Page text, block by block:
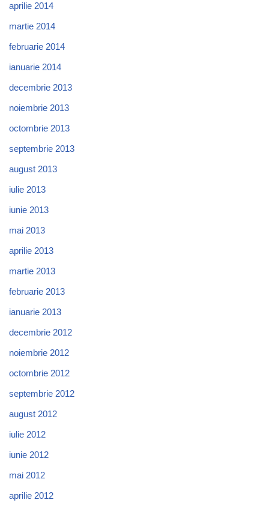
aprilie 2014
martie 2014
februarie 2014
ianuarie 2014
decembrie 2013
noiembrie 2013
octombrie 2013
septembrie 2013
august 2013
iulie 2013
iunie 2013
mai 2013
aprilie 2013
martie 2013
februarie 2013
ianuarie 2013
decembrie 2012
noiembrie 2012
octombrie 2012
septembrie 2012
august 2012
iulie 2012
iunie 2012
mai 2012
aprilie 2012